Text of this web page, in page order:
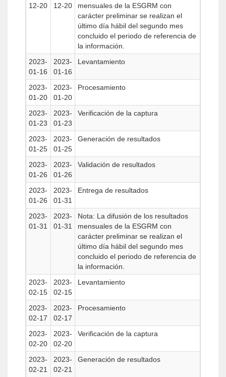
12-20
12-20
mensuales de la ESGRM con
carácter preliminar se realizan el
último día hábil del segundo mes
concluido el periodo de referencia de
la información.
2023-
01-16
2023-
01-16
Levantamiento
2023-
01-20
2023-
01-20
Procesamiento
2023-
01-23
2023-
01-23
Verificación de la captura
2023-
01-25
2023-
01-25
Generación de resultados
2023-
01-26
2023-
01-26
Validación de resultados
2023-
01-26
2023-
01-31
Entrega de resultados
2023-
01-31
2023-
01-31
Nota: La difusión de los resultados
mensuales de la ESGRM con
carácter preliminar se realizan el
último día hábil del segundo mes
concluido el periodo de referencia de
la información.
2023-
02-15
2023-
02-15
Levantamiento
2023-
02-17
2023-
02-17
Procesamiento
2023-
02-20
2023-
02-20
Verificación de la captura
2023-
02-21
2023-
02-21
Generación de resultados